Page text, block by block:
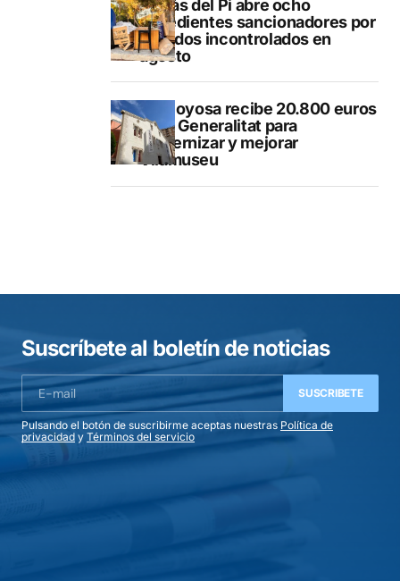
L’Alfàs del Pi abre ocho
expedientes sancionadores por
vertidos incontrolados en
agosto
Villajoyosa recibe 20.800 euros
de la Generalitat para
modernizar y mejorar
Vilamuseu
Suscríbete al boletín de noticias
SUSCRIBETE
Pulsando el botón de suscribirme aceptas nuestras Política de
privacidad y Términos del servicio